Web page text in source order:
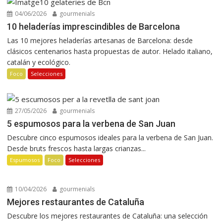
04/06/2026 gourmenials
10 heladerías imprescindibles de Barcelona
Las 10 mejores heladerías artesanas de Barcelona: desde
clásicos centenarios hasta propuestas de autor. Helado italiano,
catalán y ecológico.
Foco Selecciones
27/05/2026 gourmenials
5 espumosos para la verbena de San Juan
Descubre cinco espumosos ideales para la verbena de San Juan.
Desde bruts frescos hasta largas crianzas...
Espumosos Foco Selecciones
10/04/2026 gourmenials
Mejores restaurantes de Cataluña
Descubre los mejores restaurantes de Cataluña: una selección